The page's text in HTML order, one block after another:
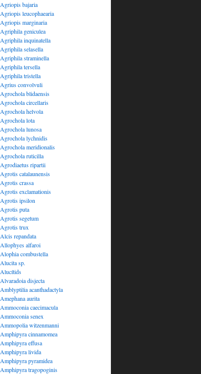
Agriopis bajaria
Agriopis leucophaearia
Agriopis marginaria
Agriphila geniculea
Agriphila inquinatella
Agriphila selasella
Agriphila straminella
Agriphila tersella
Agriphila tristella
Agrius convolvuli
Agrochola blidaensis
Agrochola circellaris
Agrochola helvola
Agrochola lota
Agrochola lunosa
Agrochola lychnidis
Agrochola meridionalis
Agrochola ruticilla
Agrodiaetus ripartii
Agrotis catalaunensis
Agrotis crassa
Agrotis exclamationis
Agrotis ipsilon
Agrotis puta
Agrotis segetum
Agrotis trux
Alcis repandata
Allophyes alfaroi
Alophia combustella
Alucita sp.
Alucítids
Alvaradoia disjecta
Amblyptilia acanthadactyla
Amephana aurita
Ammoconia caecimacula
Ammoconia senex
Ammopolia witzenmanni
Amphipyra cinnamomea
Amphipyra effusa
Amphipyra livida
Amphipyra pyramidea
Amphipyra tragopoginis